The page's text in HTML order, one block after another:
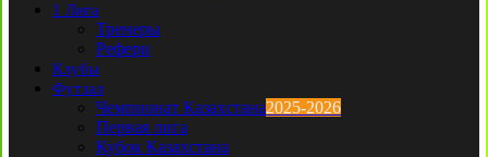
1 Лига
Тренеры
Рефери
Клубы
Футзал
Чемпионат Казахстана2025-2026
Первая лига
Кубок Казахстана